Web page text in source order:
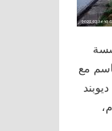
مع
بمديرية سهارنفور في الهند سنة 1866م،